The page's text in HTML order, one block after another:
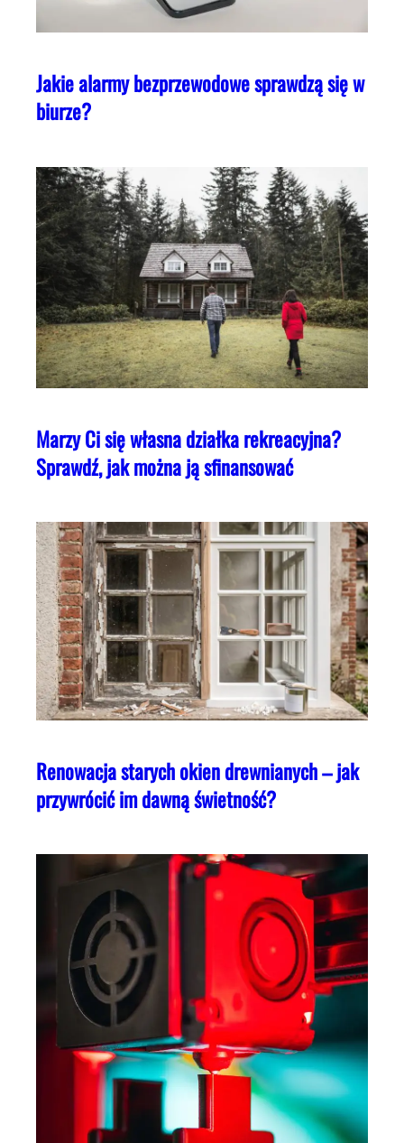
Jakie alarmy bezprzewodowe sprawdzą się w
biurze?
Marzy Ci się własna działka rekreacyjna?
Sprawdź, jak można ją sfinansować
Renowacja starych okien drewnianych – jak
przywrócić im dawną świetność?